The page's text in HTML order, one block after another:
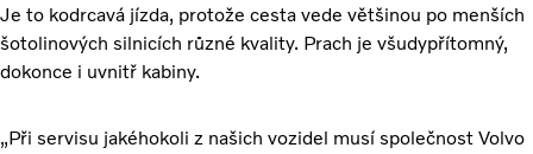
Je to kodrcavá jízda, protože cesta vede většinou po menších
šotolinových silnicích různé kvality. Prach je všudypřítomný,
dokonce i uvnitř kabiny.
„Při servisu jakéhokoli z našich vozidel musí společnost Volvo